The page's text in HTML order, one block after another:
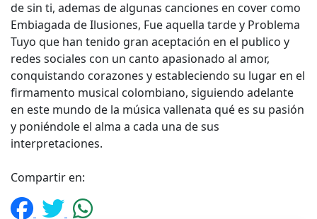
de sin ti, ademas de algunas canciones en cover como
Embiagada de Ilusiones, Fue aquella tarde y Problema
Tuyo que han tenido gran aceptación en el publico y
redes sociales con un canto apasionado al amor,
conquistando corazones y estableciendo su lugar en el
firmamento musical colombiano, siguiendo adelante
en este mundo de la música vallenata qué es su pasión
y poniéndole el alma a cada una de sus
interpretaciones.
Compartir en: